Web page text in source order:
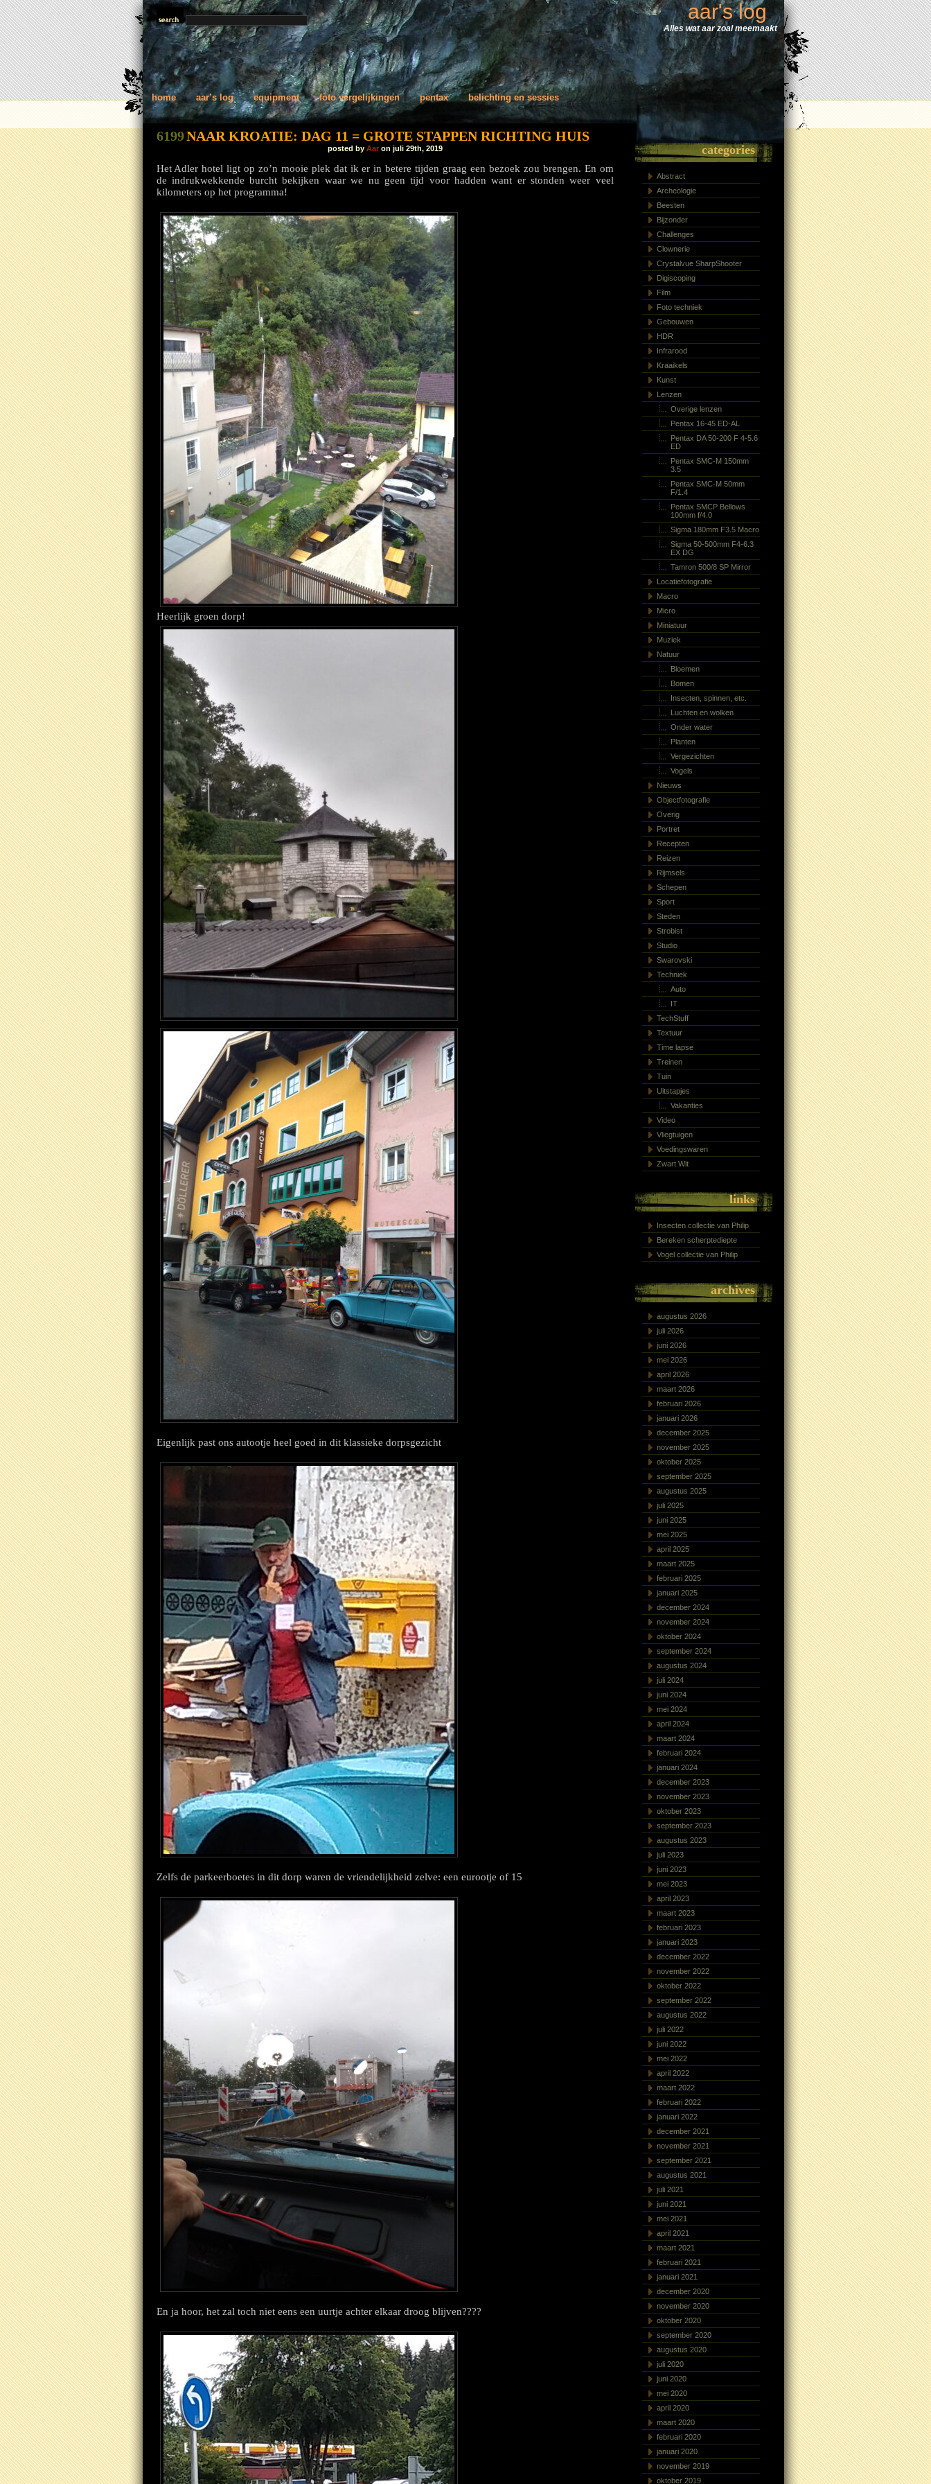
aar's log
Alles wat aar zoal meemaakt
home aar’s log equipment foto vergelijkingen pentax belichting en sessies
6199NAAR KROATIE: DAG 11 = GROTE STAPPEN RICHTING HUIS
posted by Aaron juli 29th, 2019
Het Adler hotel ligt op zo’n mooie plek dat ik er in betere tijden graag een bezoek zou brengen. En om
de indrukwekkende burcht bekijken waar we nu geen tijd voor hadden want er stonden weer veel
kilometers op het programma!
Heerlijk groen dorp!
Eigenlijk past ons autootje heel goed in dit klassieke dorpsgezicht
Zelfs de parkeerboetes in dit dorp waren de vriendelijkheid zelve: een eurootje of 15
En ja hoor, het zal toch niet eens een uurtje achter elkaar droog blijven????
categories
Abstract
Archeologie
Beesten
Bijzonder
Challenges
Clownerie
Crystalvue SharpShooter
Digiscoping
Film
Foto techniek
Gebouwen
HDR
Infrarood
Kraaikels
Kunst
Lenzen
Overige lenzen
Pentax 16-45 ED-AL
Pentax DA 50-200 F 4-5.6
ED
Pentax SMC-M 150mm
3.5
Pentax SMC-M 50mm
F/1.4
Pentax SMCP Bellows
100mm f/4.0
Sigma 180mm F3.5 Macro
Sigma 50-500mm F4-6.3
EX DG
Tamron 500/8 SP Mirror
Locatiefotografie
Macro
Micro
Miniatuur
Muziek
Natuur
Bloemen
Bomen
Insecten, spinnen, etc.
Luchten en wolken
Onder water
Planten
Vergezichten
Vogels
Nieuws
Objectfotografie
Overig
Portret
Recepten
Reizen
Rijmsels
Schepen
Sport
Steden
Strobist
Studio
Swarovski
Techniek
Auto
IT
TechStuff
Textuur
Time lapse
Treinen
Tuin
Uitstapjes
Vakanties
Video
Vliegtuigen
Voedingswaren
Zwart Wit
links
Insecten collectie van Philip
Bereken scherptediepte
Vogel collectie van Philip
archives
augustus 2026
juli 2026
juni 2026
mei 2026
april 2026
maart 2026
februari 2026
januari 2026
december 2025
november 2025
oktober 2025
september 2025
augustus 2025
juli 2025
juni 2025
mei 2025
april 2025
maart 2025
februari 2025
januari 2025
december 2024
november 2024
oktober 2024
september 2024
augustus 2024
juli 2024
juni 2024
mei 2024
april 2024
maart 2024
februari 2024
januari 2024
december 2023
november 2023
oktober 2023
september 2023
augustus 2023
juli 2023
juni 2023
mei 2023
april 2023
maart 2023
februari 2023
januari 2023
december 2022
november 2022
oktober 2022
september 2022
augustus 2022
juli 2022
juni 2022
mei 2022
april 2022
maart 2022
februari 2022
januari 2022
december 2021
november 2021
september 2021
augustus 2021
juli 2021
juni 2021
mei 2021
april 2021
maart 2021
februari 2021
januari 2021
december 2020
november 2020
oktober 2020
september 2020
augustus 2020
juli 2020
juni 2020
mei 2020
april 2020
maart 2020
februari 2020
januari 2020
november 2019
oktober 2019